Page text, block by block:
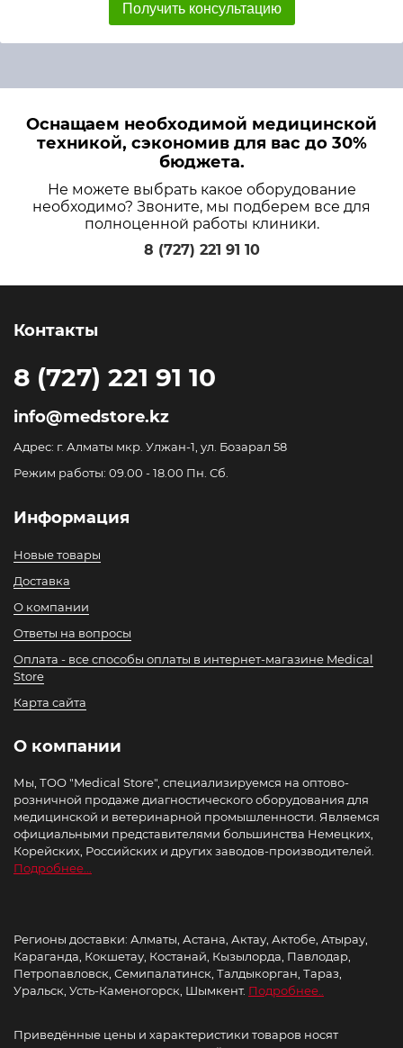
Получить консультацию
Оснащаем необходимой медицинской
техникой, сэкономив для вас до 30%
бюджета.
Не можете выбрать какое оборудование
необходимо? Звоните, мы подберем все для
полноценной работы клиники.
8 (727) 221 91 10
Контакты
8 (727) 221 91 10
info@medstore.kz
Адрес: г. Алматы мкр. Улжан-1, ул. Бозарал 58
Режим работы: 09.00 - 18.00 Пн. Сб.
Информация
Новые товары
Доставка
О компании
Ответы на вопросы
Оплата - все способы оплаты в интернет-магазине Medical
Store
Карта сайта
О компании
Мы, ТОО "Medical Store", специализируемся на оптово-
розничной продаже диагностического оборудования для
медицинской и ветеринарной промышленности. Являемся
официальными представителями большинства Немецких,
Корейских, Российских и других заводов-производителей.
Подробнее...
Регионы доставки: Алматы, Астана, Актау, Актобе, Атырау,
Караганда, Кокшетау, Костанай, Кызылорда, Павлодар,
Петропавловск, Семипалатинск, Талдыкорган, Тараз,
Уральск, Усть-Каменогорск, Шымкент. Подробнее..
Приведённые цены и характеристики товаров носят